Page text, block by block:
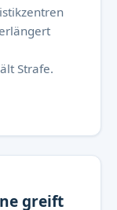
Strafe.
greift